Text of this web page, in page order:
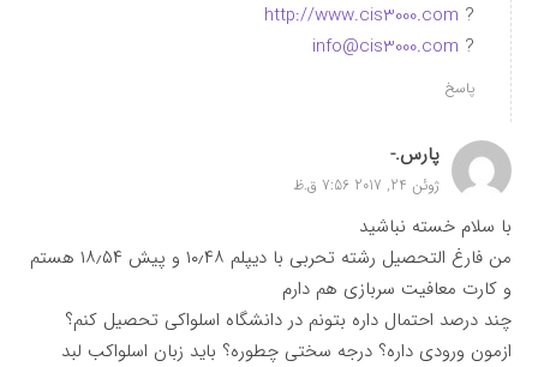
?
http://www.cis3000.com
?
info@cis3000.com
پاسخ
پارس.-
ژوئن 24, 2017 7:56 ق.ظ
با سلام خسته نباشید
من فارغ التحصیل رشته تحربی با دیپلم ۱۰٫۴۸ و پیش ۱۸٫۵۴ هستم
و کارت معافیت سربازی هم دارم
چند درصد احتمال داره بتونم در دانشگاه اسلواکی تحصیل کنم؟
ازمون ورودی داره؟ درجه سختی چطوره؟ باید زبان اسلواکب لبد